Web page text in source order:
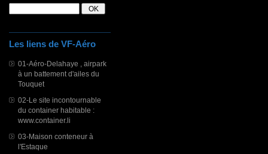
Les liens de VF-Aéro
01-Aéro-Delahaye , airpark
à un battement d'ailes du
Touquet
02-Le site incontournable
du container habitable :
www.container.li
03-Maison conteneur à
l'Estaque